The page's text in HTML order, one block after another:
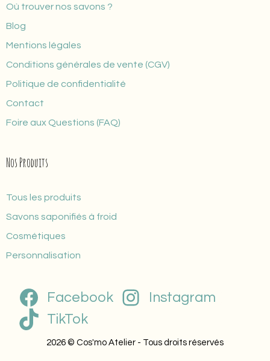
Où trouver nos savons ?
Blog
Mentions légales
Conditions générales de vente (CGV)
Politique de confidentialité
Contact
Foire aux Questions (FAQ)
Nos Produits
Tous les produits
Savons saponifiés à froid
Cosmétiques
Personnalisation
Facebook
Instagram
TikTok
2026 © Cos'mo Atelier - Tous droits réservés